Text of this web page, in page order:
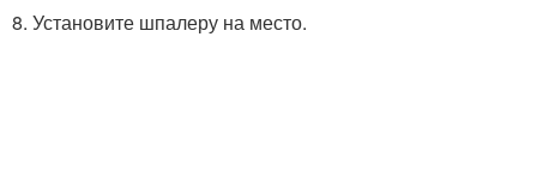
8. Установите шпалеру на место.